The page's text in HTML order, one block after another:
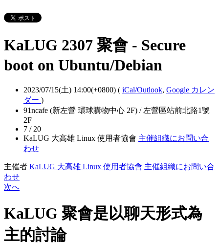
KaLUG 2307 聚會 - Secure
boot on Ubuntu/Debian
2023/07/15(土) 14:00(+0800) ( iCal/Outlook, Google カレン
ダー )
91ncafe (新左營 環球購物中心 2F) / 左營區站前北路1號
2F
7 / 20
KaLUG 大高雄 Linux 使用者協會 主催組織にお問い合
わせ
主催者 KaLUG 大高雄 Linux 使用者協會 主催組織にお問い合
わせ
次へ
KaLUG 聚會是以聊天形式為
主的討論